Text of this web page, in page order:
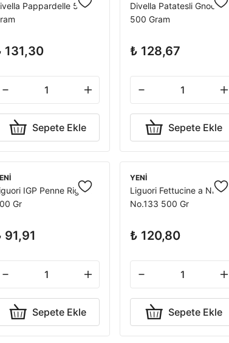
Pappardelle 500
131,30
Sepete Ekle
Divella Patatesli Gnocchi
500 Gram
₺ 128,67
Sepete Ekle
IGP Penne Rigate
Gr
91,91
Sepete Ekle
YENİ
Liguori Fettucine a Nido
No.133 500 Gr
₺ 120,80
Sepete Ekle